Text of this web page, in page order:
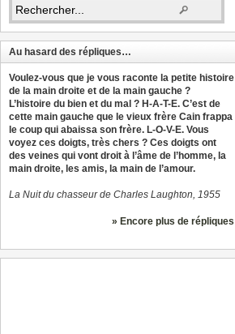
Au hasard des répliques…
Voulez-vous que je vous raconte la petite histoire
de la main droite et de la main gauche ?
L’histoire du bien et du mal ? H-A-T-E. C’est de
cette main gauche que le vieux frère Cain frappa
le coup qui abaissa son frère. L-O-V-E. Vous
voyez ces doigts, très chers ? Ces doigts ont
des veines qui vont droit à l’âme de l’homme, la
main droite, les amis, la main de l’amour.
La Nuit du chasseur de Charles Laughton, 1955
» Encore plus de répliques